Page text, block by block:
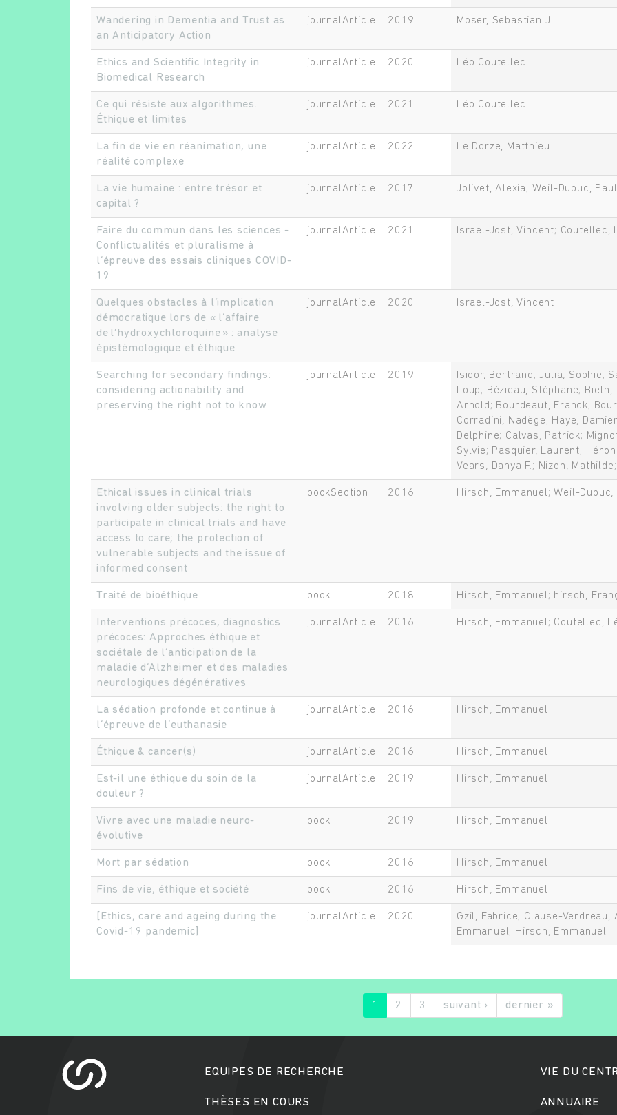
Wandering in Dementia and Trust as
an Anticipatory Action
journalArticle 2019 Moser, Sebastian J.
Ethics and Scientific Integrity in
Biomedical Research
journalArticle 2020 Léo Coutellec
Ce qui résiste aux algorithmes.
Éthique et limites
journalArticle 2021 Léo Coutellec
La fin de vie en réanimation, une
réalité complexe
journalArticle 2022 Le Dorze, Matthieu
La vie humaine : entre trésor et
capital ?
journalArticle 2017 Jolivet, Alexia; Weil-Dubuc,
Faire du commun dans les sciences -
Conflictualités et pluralisme à
l’épreuve des essais cliniques COVID-
19
journalArticle 2021 Israel-Jost, Vincent; Coutellec,
Quelques obstacles à l’implication
démocratique lors de « l’affaire
de l’hydroxychloroquine » : analyse
épistémologique et éthique
journalArticle 2020 Israel-Jost, Vincent
Searching for secondary findings:
considering actionability and
preserving the right not to know
journalArticle 2019
Isidor, Bertrand; Julia, Sophie;
Loup; Bézieau, Stéphane;
Arnold; Bourdeaut, Franck;
Corradini, Nadège; Haye,
Delphine; Calvas, Patrick;
Sylvie; Pasquier, Laurent;
Vears, Danya F.; Nizon,
Ethical issues in clinical trials
involving older subjects: the right to
participate in clinical trials and have
access to care; the protection of
vulnerable subjects and the issue of
informed consent
bookSection 2016 Hirsch, Emmanuel; Weil-Dubuc,
Traité de bioéthique book 2018 Hirsch, Emmanuel; hirsch,
Interventions précoces, diagnostics
précoces: Approches éthique et
sociétale de l’anticipation de la
maladie d’Alzheimer et des maladies
neurologiques dégénératives
journalArticle 2016 Hirsch, Emmanuel; Coutellec,
La sédation profonde et continue à
l’épreuve de l’euthanasie
journalArticle 2016 Hirsch, Emmanuel
Éthique & cancer(s) journalArticle 2016 Hirsch, Emmanuel
Est-il une éthique du soin de la
douleur ?
journalArticle 2019 Hirsch, Emmanuel
Vivre avec une maladie neuro-
évolutive
book 2019 Hirsch, Emmanuel
Mort par sédation book 2016 Hirsch, Emmanuel
Fins de vie, éthique et société book 2016 Hirsch, Emmanuel
[Ethics, care and ageing during the
Covid-19 pandemic]
journalArticle 2020
Gzil, Fabrice; Clause-
Emmanuel; Hirsch, Emmanuel
1 2 3 suivant › dernier »
EQUIPES DE RECHERCHE
THÈSES EN COURS
VIE DU
ANNUAIRE